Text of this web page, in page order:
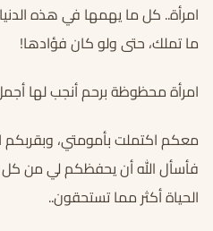
امرأة.. كل ما يهمها في هذه
ما تملك، حتى ولو كان فؤادها!
امرأة محظوظة برحم أنجب لها
معكم اكتملت بأمومتي، وبقربكم
فأسأل الله أن يحفظكم لي من
الحياة أكثر مما تستحقون..